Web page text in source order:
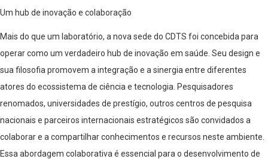
Um hub de inovação e colaboração
Mais do que um laboratório, a nova sede do CDTS foi concebida para
operar como um verdadeiro hub de inovação em saúde. Seu design e
sua filosofia promovem a integração e a sinergia entre diferentes
atores do ecossistema de ciência e tecnologia. Pesquisadores
renomados, universidades de prestígio, outros centros de pesquisa
nacionais e parceiros internacionais estratégicos são convidados a
colaborar e a compartilhar conhecimentos e recursos neste ambiente.
Essa abordagem colaborativa é essencial para o desenvolvimento de